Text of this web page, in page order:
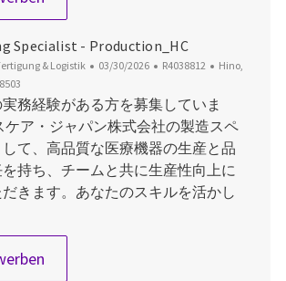
Specialist - Production_HC
& Logistik Datum der Veröffentlichung
03/30/2026 Job-ID
R4038812 Ort
Hino,
務経験がある方を募集していま
ケア・ジャパン株式会社の製造スペ
て、高品質な医療機器の生産と品
持ち、チームと共に生産性向上に
きます。あなたのスキルを活かし
Manufacturing Specialist -